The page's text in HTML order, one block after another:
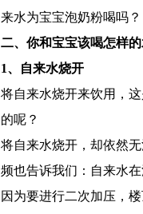
来水为宝宝泡奶粉喝吗？
二、你和宝宝该喝怎样的
1、自来水烧开
将自来水烧开来饮用，
的呢？
将自来水烧开，却依然
频也告诉我们：自来水
因为要进行二次加压，